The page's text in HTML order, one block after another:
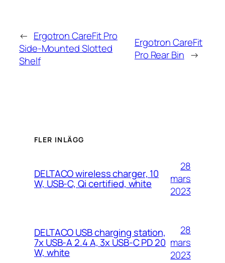
← Ergotron CareFit Pro
Side-Mounted Slotted
Shelf
Ergotron CareFit
Pro Rear Bin →
FLER INLÄGG
DELTACO wireless charger, 10
W, USB-C, Qi certified, white
28
mars
2023
DELTACO USB charging station,
7x USB-A 2.4 A, 3x USB-C PD 20
W, white
28
mars
2023